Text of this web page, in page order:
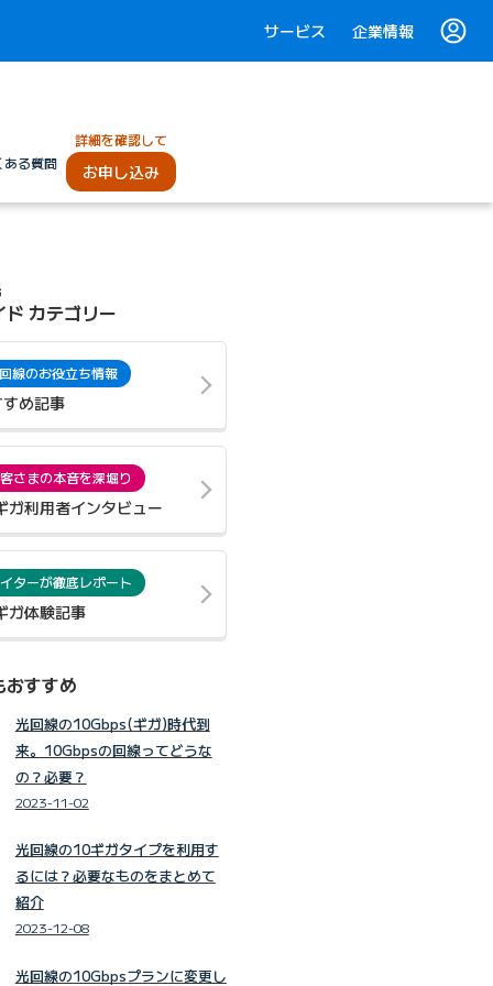
サービス 企業情報
ある質問
詳細を確認して
お申し込み
ド カテゴリー
線のお役立ち情報
め記事
さまの本音を深堀り
ガ利用者インタビュー
ターが徹底レポート
ガ体験記事
すすめ
光回線の10Gbps(ギガ)時代到
来。10Gbpsの回線ってどうな
の？必要？
2023-11-02
光回線の10ギガタイプを利用す
るには？必要なものをまとめて
紹介
2023-12-08
光回線の10Gbpsプランに変更し